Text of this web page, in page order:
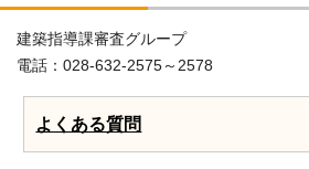
建築指導課審査グループ
電話：028-632-2575～2578
よくある質問